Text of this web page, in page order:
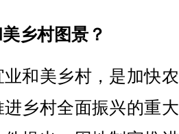
乡村图景？
美乡村，是加快
乡村全面振兴的重